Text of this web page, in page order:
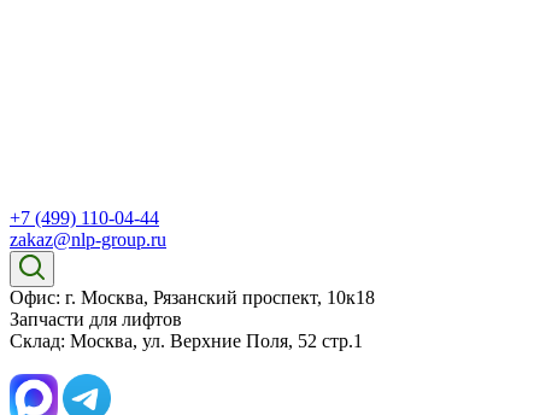
+7 (499) 110-04-44
zakaz@nlp-group.ru
Офис: г. Москва, Рязанский проспект, 10к18
Запчасти для лифтов
Склад: Москва, ул. Верхние Поля, 52 стр.1